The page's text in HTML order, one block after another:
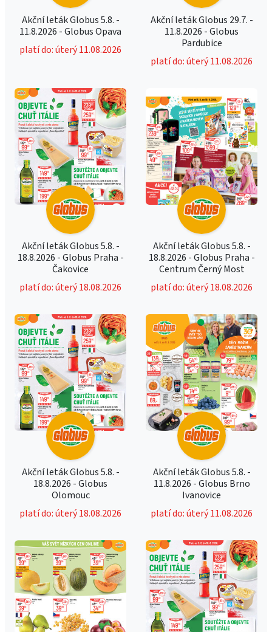
Akční leták Globus 5.8. -
11.8.2026 - Globus Opava
platí do: úterý 11.08.2026
Akční leták Globus 29.7. -
11.8.2026 - Globus
Pardubice
platí do: úterý 11.08.2026
Akční leták Globus 5.8. -
18.8.2026 - Globus Praha -
Čakovice
platí do: úterý 18.08.2026
Akční leták Globus 5.8. -
18.8.2026 - Globus Praha -
Centrum Černý Most
platí do: úterý 18.08.2026
Akční leták Globus 5.8. -
18.8.2026 - Globus
Olomouc
platí do: úterý 18.08.2026
Akční leták Globus 5.8. -
11.8.2026 - Globus Brno
Ivanovice
platí do: úterý 11.08.2026